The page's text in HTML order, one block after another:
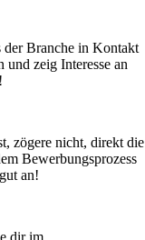
Branche in Kontakt
und zeig Interesse an
zögere nicht, direkt die
Bewerbungsprozess
an!